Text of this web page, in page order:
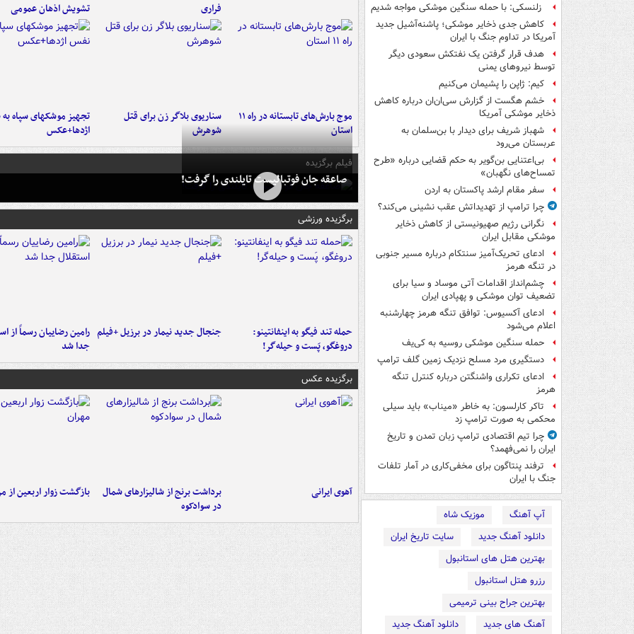
زلنسکی: با حمله سنگین موشکی مواجه شدیم
کاهش جدی ذخایر موشکی؛ پاشنه‌آشیل جدید
آمریکا در تداوم جنگ با ایران
هدف قرار گرفتن یک نفتکش سعودی دیگر
توسط نیروهای یمنی
کیم: ژاپن را پشیمان می‌کنیم
خشم هگست از گزارش سی‌ان‌ان درباره کاهش
ذخایر موشکی آمریکا
شهباز شریف برای دیدار با بن‌سلمان به
عربستان می‌رود
بی‌اعتنایی بن‌گویر به حکم قضایی درباره «طرح
تمساح‌های نگهبان»
سفر مقام ارشد پاکستان به اردن
چرا ترامپ از تهدیداتش عقب نشینی می‌کند؟
نگرانی رژیم صهیونیستی از کاهش ذخایر
موشکی مقابل ایران
ادعای تحریک‌آمیز سنتکام درباره مسیر جنوبی
در تنگه هرمز
چشم‌انداز اقدامات آتی موساد و سیا برای
تضعیف توان موشکی و پهپادی ایران
ادعای آکسیوس: توافق تنگه هرمز چهارشنبه
اعلام می‌شود
حمله سنگین موشکی روسیه به کی‌یف
دستگیری مرد مسلح نزدیک زمین گلف ترامپ
ادعای تکراری واشنگتن درباره کنترل تنگه
هرمز
تاکر کارلسون: به خاطر «میناب» باید سیلی
محکمی به صورت ترامپ زد
چرا تیم اقتصادی ترامپ زبان تمدن و تاریخ
ایران را نمی‌فهمد؟
ترفند پنتاگون برای مخفی‌کاری در آمار تلفات
جنگ با ایران
آپ آهنگ
موزیک شاه
دانلود آهنگ جدید
سایت تاریخ ایران
بهترین هتل های استانبول
رزرو هتل استانبول
بهترین جراح بینی ترمیمی
آهنگ های جدید
دانلود آهنگ جدید
فراری
تشویش اذهان عمومی
موج بارش‌های تابستانه در راه ۱۱
استان
سناریوی بلاگر زن برای قتل
شوهرش
تجهیز موشکهای سپاه
اژدها+عکس
فیلم برگزیده
صاعقه جان فوتبالیست تایلندی را گرفت!
برگزیده ورزشی
حمله تند فیگو به اینفانتینو:
دروغگو، پَست‌ و حیله‌گر!
جنجال جدید نیمار در برزیل +فیلم رامین رضاییان رسماً از
جدا شد
برگزیده عکس
آهوی ایرانی
برداشت برنج از شالیزارهای شمال
در سوادکوه
بازگشت زوار اربعین از